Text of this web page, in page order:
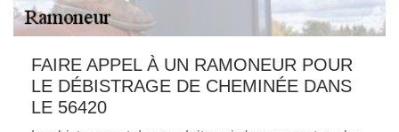
FAIRE APPEL À UN RAMONEUR POUR
LE DÉBISTRAGE DE CHEMINÉE DANS
LE 56420